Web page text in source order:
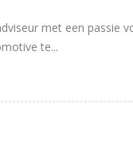
met een passie
te...